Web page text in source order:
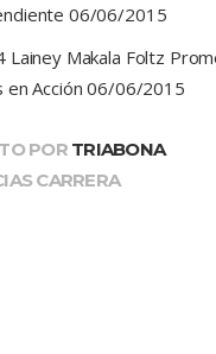
06/06/2015
Lainey Makala Foltz
en Acción 06/06/2015
POR TRIABONA
CARRERA